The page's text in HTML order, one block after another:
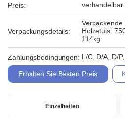
Preis: verhandelbar
Verpackungsdetails:
Holzetuis:
114kg
Zahlungsbedingungen: L/C, D/A, D/
Erhalten Sie Besten Preis
Einzelheiten